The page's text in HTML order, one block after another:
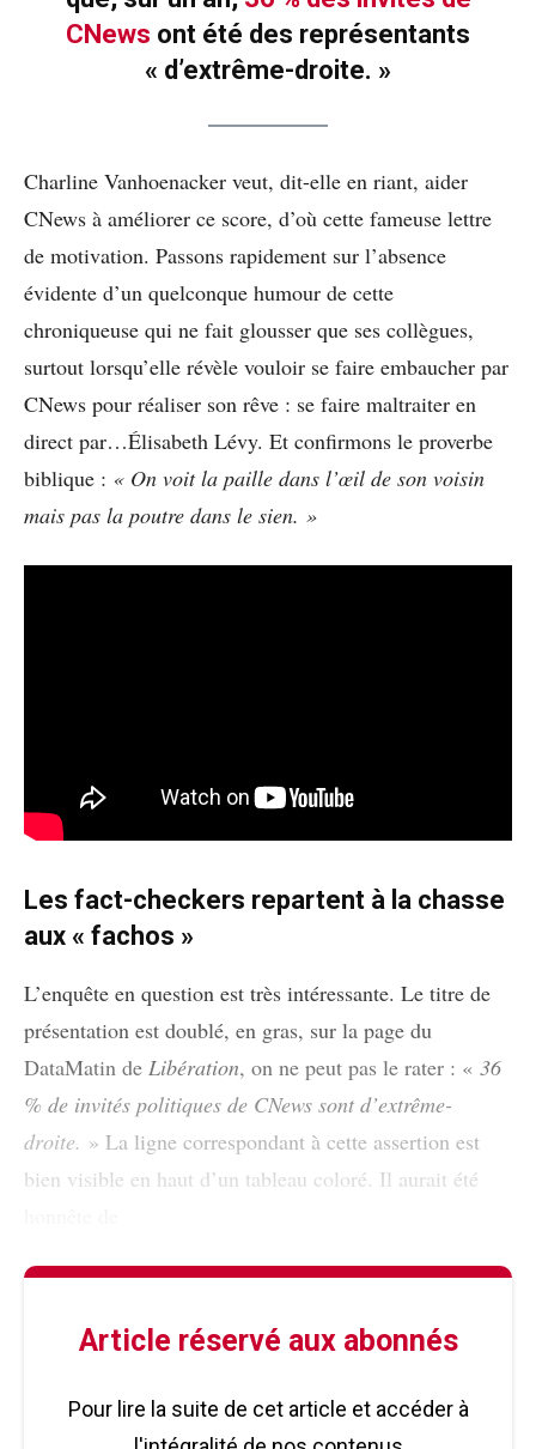
CNews ont été des représentants
« d’extrême-droite. »
Charline Vanhoenacker veut, dit-elle en riant, aider
CNews à améliorer ce score, d’où cette fameuse lettre
de motivation. Passons rapidement sur l’absence
évidente d’un quelconque humour de cette
chroniqueuse qui ne fait glousser que ses collègues,
surtout lorsqu’elle révèle vouloir se faire embaucher par
CNews pour réaliser son rêve : se faire maltraiter en
direct par…Élisabeth Lévy. Et confirmons le proverbe
biblique : « On voit la paille dans l’œil de son voisin
mais pas la poutre dans le sien. »
Les fact-checkers repartent à la chasse
aux « fachos »
L’enquête en question est très intéressante. Le titre de
présentation est doublé, en gras, sur la page du
DataMatin de Libération, on ne peut pas le rater : « 36
% de invités politiques de CNews sont d’extrême-
droite. » La ligne correspondant à cette assertion est
bien visible en haut d’un tableau coloré. Il aurait été
Article réservé aux abonnés
Pour lire la suite de cet article et accéder à